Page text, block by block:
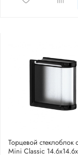
Торцевой стеклоблок
Mini Classic